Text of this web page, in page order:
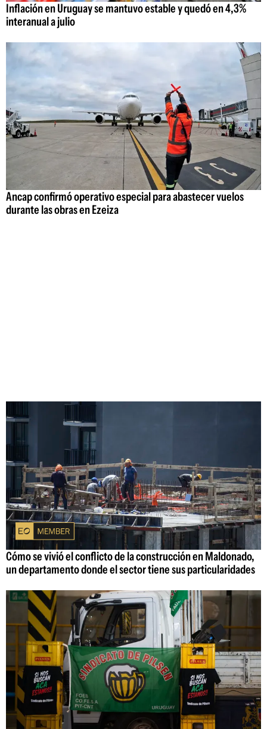
Inflación en Uruguay se mantuvo estable y quedó en 4,3%
interanual a julio
Ancap confirmó operativo especial para abastecer vuelos
durante las obras en Ezeiza
Cómo se vivió el conflicto de la construcción en Maldonado,
un departamento donde el sector tiene sus particularidades